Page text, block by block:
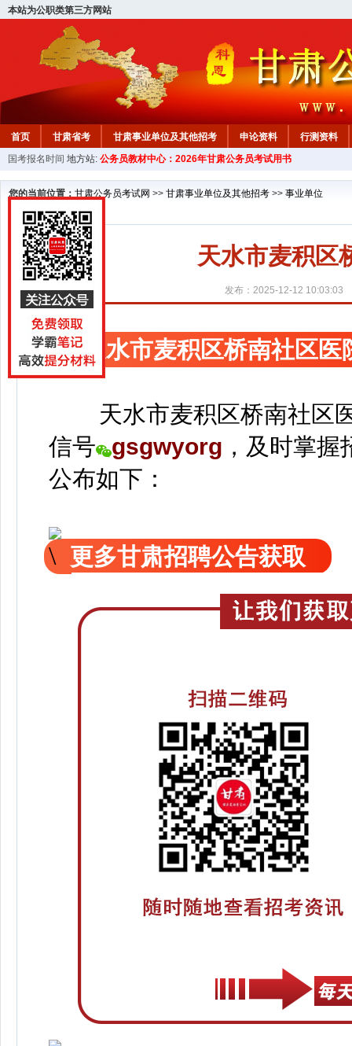
本站为公职类第三方网站
首页 甘肃省考 甘肃事业单位及其他招考 申论资料
行测资料
国考报名时间 地方站: 公务员教材中心：2026年甘肃公务员考试用书
您的当前位置： 甘肃公务员考试网 >> 甘肃事业单位及其他招考 >> 事业单位
天水市麦积区
发布：2025-12-12 10:03:03
天水市麦积区桥南社区医
天水市麦积区桥南社区
信号
gsgwyorg ， 及时掌握
公布如下：
更多甘肃招聘公告获取